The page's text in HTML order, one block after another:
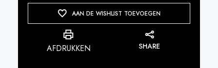
AAN DE WISHLIST TOEVOEGEN
AFDRUKKEN SHARE